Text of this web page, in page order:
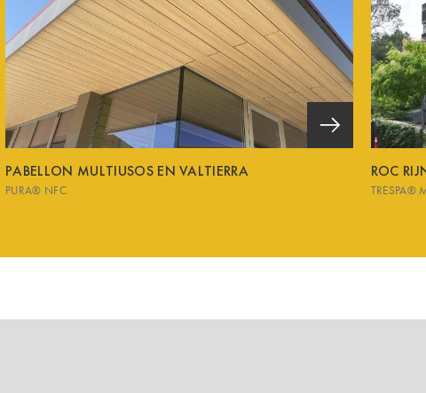
PABELLON MULTIUSOS EN VALTIERRA
PURA® NFC
ROC
TRESPA®